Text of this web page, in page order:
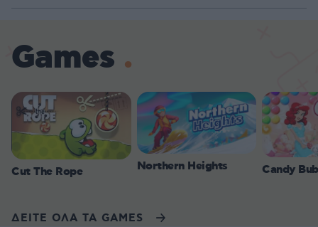
Games
Cut The Rope Northern Heights Candy
ΔΕΙΤΕ ΟΛΑ ΤΑ GAMES